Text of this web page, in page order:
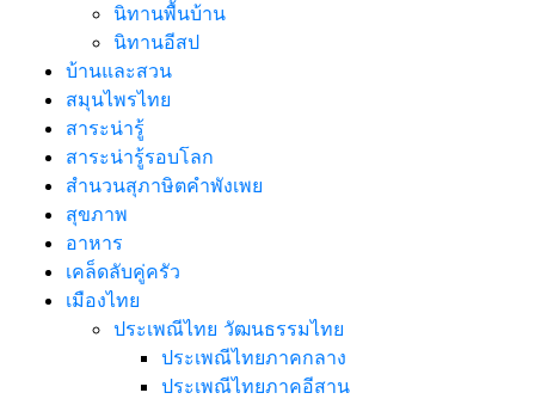
นิทานพื้นบ้าน
นิทานอีสป
บ้านและสวน
สมุนไพรไทย
สาระน่ารู้
สาระน่ารู้รอบโลก
สำนวนสุภาษิตคำพังเพย
สุขภาพ
อาหาร
เคล็ดลับคู่ครัว
เมืองไทย
ประเพณีไทย วัฒนธรรมไทย
ประเพณีไทยภาคกลาง
ประเพณีไทยภาคอีสาน